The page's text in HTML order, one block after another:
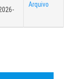
Arquivo